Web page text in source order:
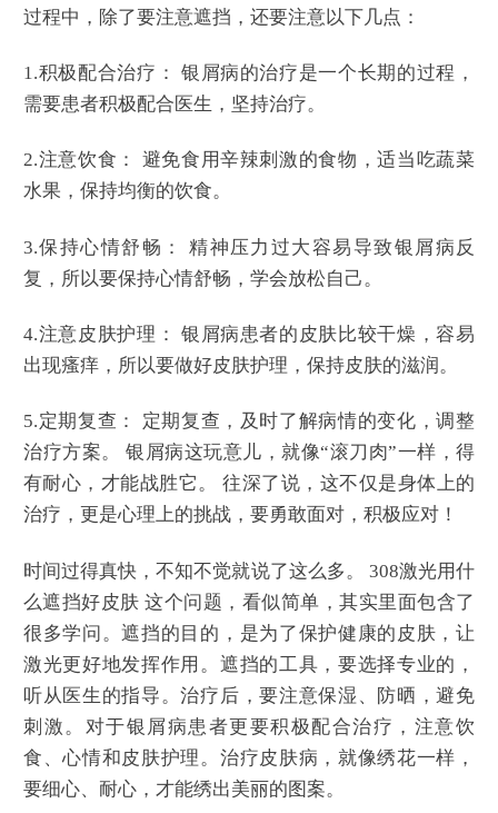
过程中，除了要注意遮挡，还要注意以下几点：
1.积极配合治疗： 银屑病的治疗是一个长期的过程，
需要患者积极配合医生，坚持治疗。
2.注意饮食： 避免食用辛辣刺激的食物，适当吃蔬菜
水果，保持均衡的饮食。
3.保持心情舒畅： 精神压力过大容易导致银屑病反
复，所以要保持心情舒畅，学会放松自己。
4.注意皮肤护理： 银屑病患者的皮肤比较干燥，容易
出现瘙痒，所以要做好皮肤护理，保持皮肤的滋润。
5.定期复查： 定期复查，及时了解病情的变化，调整
治疗方案。 银屑病这玩意儿，就像“滚刀肉”一样，得
有耐心，才能战胜它。 往深了说，这不仅是身体上的
治疗，更是心理上的挑战，要勇敢面对，积极应对！
时间过得真快，不知不觉就说了这么多。 308激光用什
么遮挡好皮肤 这个问题，看似简单，其实里面包含了
很多学问。遮挡的目的，是为了保护健康的皮肤，让
激光更好地发挥作用。遮挡的工具，要选择专业的，
听从医生的指导。治疗后，要注意保湿、防晒，避免
刺激。对于银屑病患者更要积极配合治疗，注意饮
食、心情和皮肤护理。治疗皮肤病，就像绣花一样，
要细心、耐心，才能绣出美丽的图案。